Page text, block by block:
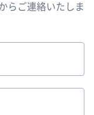
らご連絡いたしま